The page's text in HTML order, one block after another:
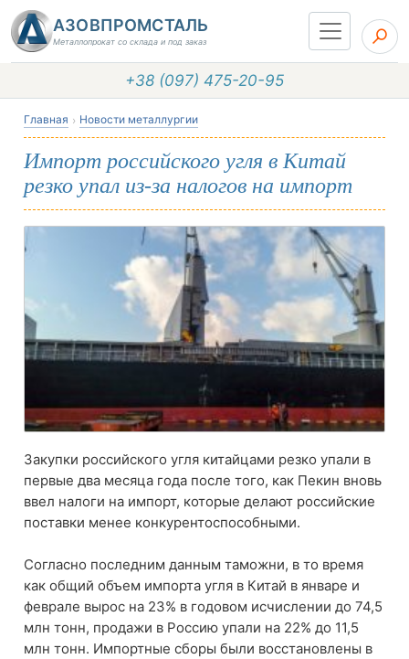
АЗОВПРОМСТАЛЬ
Металлопрокат со склада и под заказ
+38 (097) 475-20-95
Главная Новости металлургии
Импорт российского угля в Китай
резко упал из-за налогов на импорт
Закупки российского угля китайцами резко упали в
первые два месяца года после того, как Пекин вновь
ввел налоги на импорт, которые делают российские
поставки менее конкурентоспособными.
Согласно последним данным таможни, в то время
как общий объем импорта угля в Китай в январе и
феврале вырос на 23% в годовом исчислении до 74,5
млн тонн, продажи в Россию упали на 22% до 11,5
млн тонн. Импортные сборы были восстановлены в